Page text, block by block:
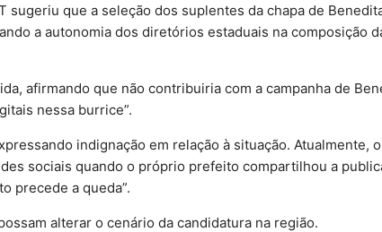
sugeriu que a seleção dos suplentes da chapa de
a autonomia dos diretórios estaduais na composição
afirmando que não contribuiria com a campanha de
nessa burrice”.
indignação em relação à situação. Atualmente,
sociais quando o próprio prefeito compartilhou a
precede a queda”.
alterar o cenário da candidatura na região.